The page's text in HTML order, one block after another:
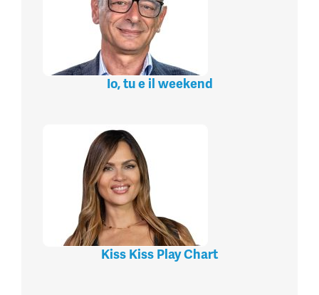
Io, tu e il weekend
Kiss Kiss Play Chart